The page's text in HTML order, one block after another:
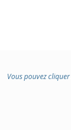
Vous pouvez